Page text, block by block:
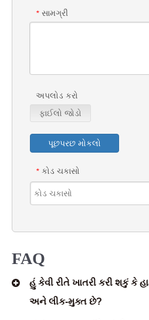
* સામગ્રી
અપલોડ કરો
ફાઈલો જોડો
પૂછપરછ મોકલો
* કોડ ચકાસો
FAQ
હું કેવી રીતે ખાતરી કરી શકું કે
અને લીક-મુક્ત છે?